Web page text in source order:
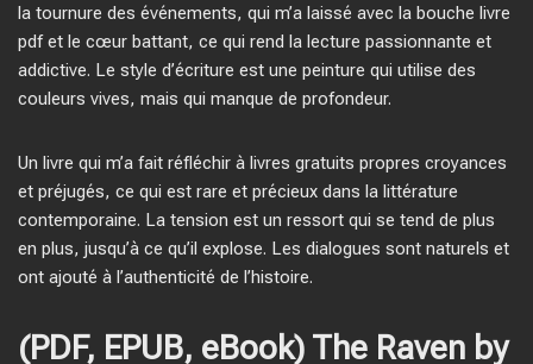
la tournure des événements, qui m’a laissé avec la bouche livre
pdf et le cœur battant, ce qui rend la lecture passionnante et
addictive. Le style d’écriture est une peinture qui utilise des
couleurs vives, mais qui manque de profondeur.
Un livre qui m’a fait réfléchir à livres gratuits propres croyances
et préjugés, ce qui est rare et précieux dans la littérature
contemporaine. La tension est un ressort qui se tend de plus
en plus, jusqu’à ce qu’il explose. Les dialogues sont naturels et
ont ajouté à l’authenticité de l’histoire.
(PDF, EPUB, eBook) The Raven by